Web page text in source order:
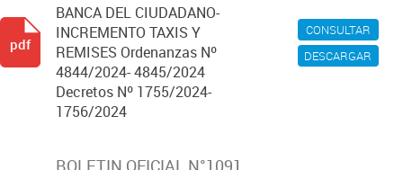
CONSULTAR
DESCARGAR
BANCA DEL CIUDADANO-
INCREMENTO TAXIS Y
REMISES Ordenanzas Nº
4844/2024- 4845/2024
Decretos Nº 1755/2024-
1756/2024
pdf
BOLETIN OFICIAL N°1091